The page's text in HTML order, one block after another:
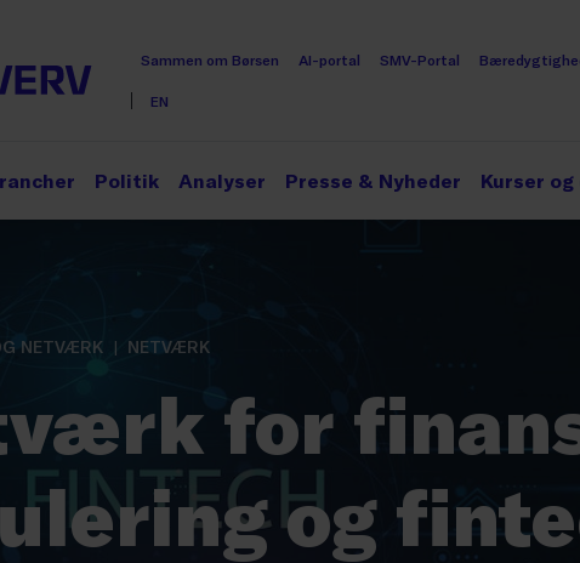
Sammen om Børsen AI-portal SMV-Portal
EN
Politik Analyser Presse & Nyheder Kurser
NETVÆRK NETVÆRK
for
og